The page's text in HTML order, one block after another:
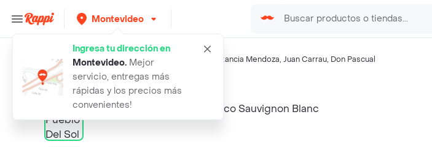
Montevideo
Ingresa tu dirección en
Montevideo. Mejor
servicio, entregas más
rápidas y los precios más
convenientes!
Búsquedas relacionadas:Vino blanco, Estancia Mendoza, Juan Carrau, Don Pascual
Rappi pueblo del sol vino blanco sauvigno